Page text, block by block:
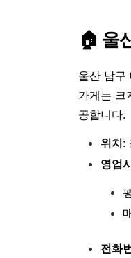
🏠 울
울산 남구
가게는 크
공합니다.
위치:
영업
전화